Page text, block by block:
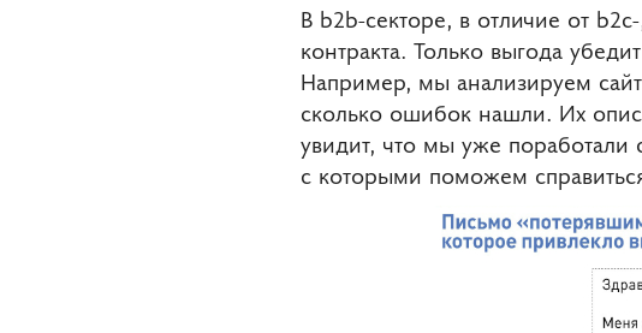
В b2b-секторе, в отличие от
контракта. Только выгода
Например, мы анализируем
сколько ошибок нашли. Их
увидит, что мы уже поработали
с которыми поможем